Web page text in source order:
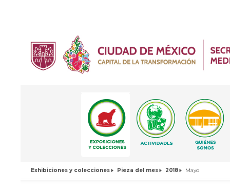
Exhibiciones y colecciones Pieza del mes 2018 Mayo